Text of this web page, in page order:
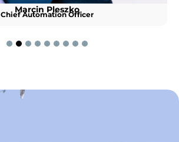
Marcin Pleszko
Chief Automation Officer
4 5 6 7 8 9